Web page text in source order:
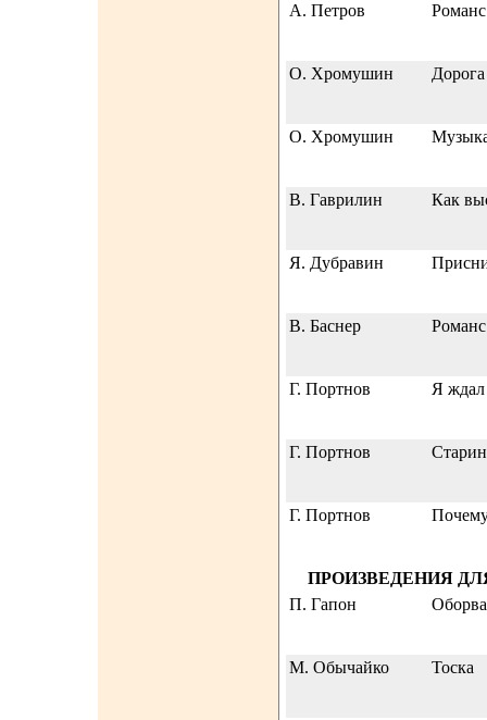
А. Петров
О. Хромушин
О. Хромушин
В. Гаврилин Как
Я. Дубравин
В. Баснер Романс
Г. Портнов Я ждал
Г. Портнов
Г. Портнов
ПРОИЗВЕДЕНИЯ
П. Гапон
М. Обычайко Тоска